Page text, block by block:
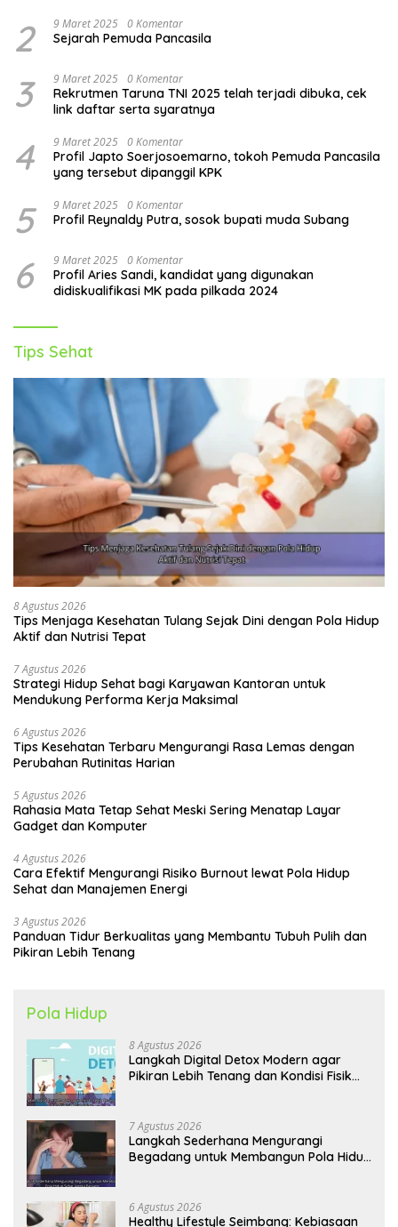
2 9 Maret 2025 0 Komentar
Sejarah Pemuda Pancasila
3 9 Maret 2025 0 Komentar
Rekrutmen Taruna TNI 2025 telah terjadi dibuka, cek
link daftar serta syaratnya
4 9 Maret 2025 0 Komentar
Profil Japto Soerjosoemarno, tokoh Pemuda Pancasila
yang tersebut dipanggil KPK
5 9 Maret 2025 0 Komentar
Profil Reynaldy Putra, sosok bupati muda Subang
6 9 Maret 2025 0 Komentar
Profil Aries Sandi, kandidat yang digunakan
didiskualifikasi MK pada pilkada 2024
Tips Sehat
8 Agustus 2026
Tips Menjaga Kesehatan Tulang Sejak Dini dengan Pola Hidup
Aktif dan Nutrisi Tepat
7 Agustus 2026
Strategi Hidup Sehat bagi Karyawan Kantoran untuk
Mendukung Performa Kerja Maksimal
6 Agustus 2026
Tips Kesehatan Terbaru Mengurangi Rasa Lemas dengan
Perubahan Rutinitas Harian
5 Agustus 2026
Rahasia Mata Tetap Sehat Meski Sering Menatap Layar
Gadget dan Komputer
4 Agustus 2026
Cara Efektif Mengurangi Risiko Burnout lewat Pola Hidup
Sehat dan Manajemen Energi
3 Agustus 2026
Panduan Tidur Berkualitas yang Membantu Tubuh Pulih dan
Pikiran Lebih Tenang
Pola Hidup
8 Agustus 2026
Langkah Digital Detox Modern agar
Pikiran Lebih Tenang dan Kondisi Fisik
7 Agustus 2026
Langkah Sederhana Mengurangi
Begadang untuk Membangun Pola Hidup
6 Agustus 2026
Healthy Lifestyle Seimbang: Kebiasaan